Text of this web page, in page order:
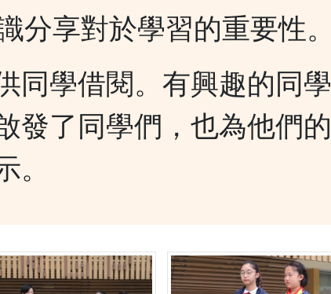
分享對於學習的重要性。
同學借閱。有興趣的同學
發了同學們，也為他們的
。